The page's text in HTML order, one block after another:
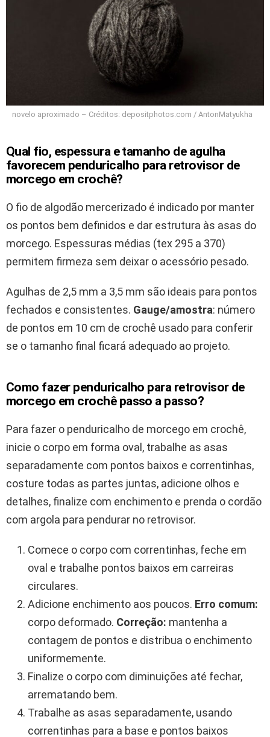
novelo aproximado – Créditos: depositphotos.com / AntonMatyukha
Qual fio, espessura e tamanho de agulha
favorecem penduricalho para retrovisor de
morcego em crochê?
O fio de algodão mercerizado é indicado por manter
os pontos bem definidos e dar estrutura às asas do
morcego. Espessuras médias (tex 295 a 370)
permitem firmeza sem deixar o acessório pesado.
Agulhas de 2,5 mm a 3,5 mm são ideais para pontos
fechados e consistentes. Gauge/amostra: número
de pontos em 10 cm de crochê usado para conferir
se o tamanho final ficará adequado ao projeto.
Como fazer penduricalho para retrovisor de
morcego em crochê passo a passo?
Para fazer o penduricalho de morcego em crochê,
inicie o corpo em forma oval, trabalhe as asas
separadamente com pontos baixos e correntinhas,
costure todas as partes juntas, adicione olhos e
detalhes, finalize com enchimento e prenda o cordão
com argola para pendurar no retrovisor.
Comece o corpo com correntinhas, feche em
oval e trabalhe pontos baixos em carreiras
circulares.
Adicione enchimento aos poucos. Erro comum:
corpo deformado. Correção: mantenha a
contagem de pontos e distribua o enchimento
uniformemente.
Finalize o corpo com diminuições até fechar,
arrematando bem.
Trabalhe as asas separadamente, usando
correntinhas para a base e pontos baixos